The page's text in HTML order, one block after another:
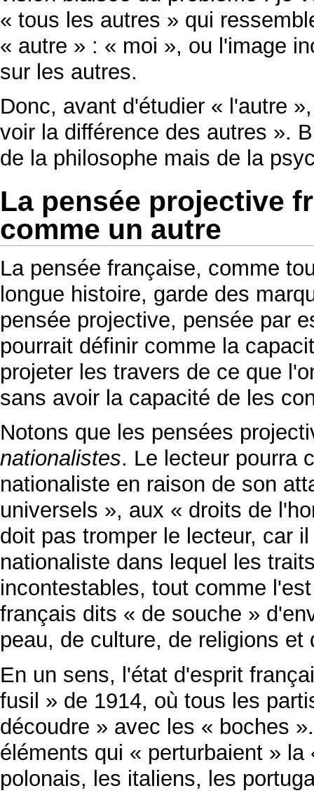
« tous les autres » qui
« autre » : « moi », ou l'image
sur les autres.
Donc, avant d'étudier « l'autre
voir la différence des autres ».
de la philosophe mais de la
La pensée projective
comme un autre
La pensée française, comme
longue histoire, garde des
pensée projective, pensée par
pourrait définir comme la
projeter les travers de ce que
sans avoir la capacité de les
Notons que les pensées
nationalistes. Le lecteur pourra
nationaliste en raison de son
universels », aux « droits de
doit pas tromper le lecteur, car
nationaliste dans lequel les
incontestables, tout comme
français dits « de souche »
peau, de culture, de religions et
En un sens, l'état d'esprit
fusil » de 1914, où tous les
découdre » avec les « boches
éléments qui « perturbaient »
polonais, les italiens, les